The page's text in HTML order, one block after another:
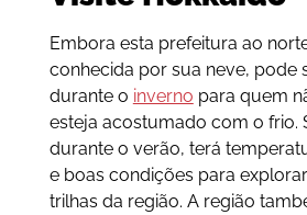
Embora esta prefeitura ao
conhecida por sua neve, pode
durante o inverno para quem
esteja acostumado com o frio.
durante o verão, terá
e boas condições para
trilhas da região. A região